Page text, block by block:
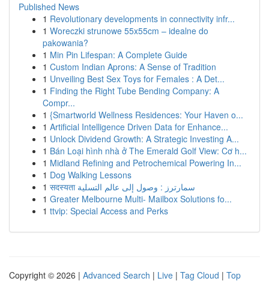
Published News
1 Revolutionary developments in connectivity infr...
1 Woreczki strunowe 55x55cm – idealne do
pakowania?
1 Min Pin Lifespan: A Complete Guide
1 Custom Indian Aprons: A Sense of Tradition
1 Unveiling Best Sex Toys for Females : A Det...
1 Finding the Right Tube Bending Company: A
Compr...
1 {Smartworld Wellness Residences: Your Haven o...
1 Artificial Intelligence Driven Data for Enhance...
1 Unlock Dividend Growth: A Strategic Investing A...
1 Bán Loại hình nhà ở The Emerald Golf View: Cơ h...
1 Midland Refining and Petrochemical Powering In...
1 Dog Walking Lessons
1
सदस्यता سمارترز : وصول إلى عالم التسلية
1 Greater Melbourne Multi- Mailbox Solutions fo...
1 ttvip: Special Access and Perks
Copyright © 2026 | Advanced Search | Live | Tag Cloud | Top